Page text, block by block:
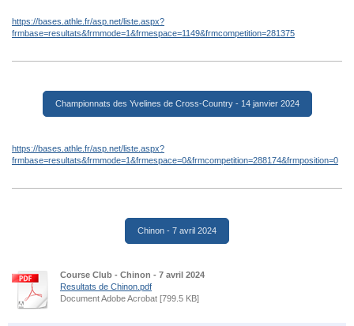
https://bases.athle.fr/asp.net/liste.aspx?
frmbase=resultats&frmmode=1&frmespace=1149&frmcompetition=281375
Championnats des Yvelines de Cross-Country - 14 janvier 2024
https://bases.athle.fr/asp.net/liste.aspx?
frmbase=resultats&frmmode=1&frmespace=0&frmcompetition=288174&frmposition=0
Chinon - 7 avril 2024
Course Club - Chinon - 7 avril 2024
Resultats de Chinon.pdf
Document Adobe Acrobat [799.5 KB]